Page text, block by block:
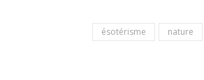
ésotérisme nature